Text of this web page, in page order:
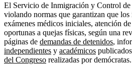
El Servicio de Inmigración y Control de
violando normas que garantizan que los
exámenes médicos iniciales, atención
oportunas a quejas físicas, según una
páginas de demandas de detenidos,
independientes y académicos
del Congreso realizadas por demócratas.